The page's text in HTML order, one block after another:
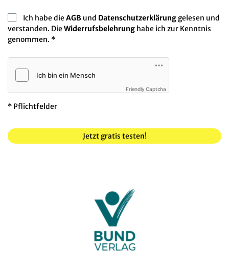
Ich habe dieAGB und Datenschutzerklärunggelesen und
verstanden. DieWiderrufsbelehrung habe ich zur Kenntnis
genommen. *
Friendly Captcha
* Pflichtfelder